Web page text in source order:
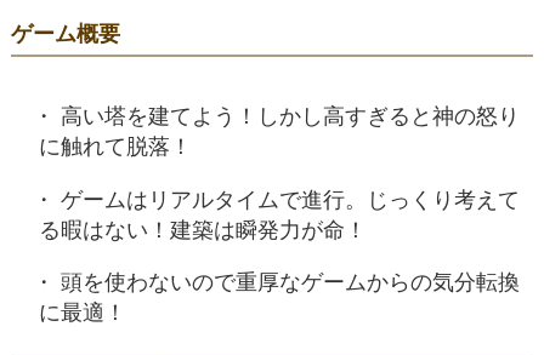
ゲーム概要
高い塔を建てよう！しかし高すぎると神の怒り
に触れて脱落！
ゲームはリアルタイムで進行。じっくり考えて
る暇はない！建築は瞬発力が命！
頭を使わないので重厚なゲームからの気分転換
に最適！